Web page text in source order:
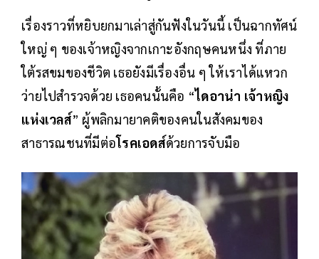
เรื่องราวที่หยิบยกมาเล่าสู่กันฟังในวันนี้ เป็นฉากทัศน์
ใหญ่ ๆ ของเจ้าหญิงจากเกาะอังกฤษคนหนึ่ง ที่ภาย
ใต้รสขมของชีวิต เธอยังมีเรื่องอื่น ๆ ให้เราได้แหวก
ว่ายไปสำรวจด้วย เธอคนนั้นคือ “ไดอาน่า เจ้าหญิง
แห่งเวลส์” ผู้พลิกมายาคติของคนในสังคมของ
สาธารณชนที่มีต่อโรคเอดส์ด้วยการจับมือ